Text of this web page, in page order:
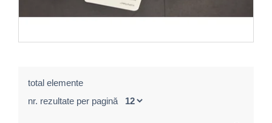
total elemente
nr. rezultate per pagină